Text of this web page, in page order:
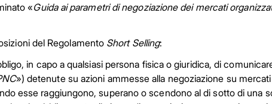
«Guida ai parametri di negoziazione dei mercati
del Regolamento Short Selling:
in capo a qualsiasi persona fisica o giuridica, di
») detenute su azioni ammesse alla negoziazione su
esse raggiungono, superano o scendono al di sotto di una